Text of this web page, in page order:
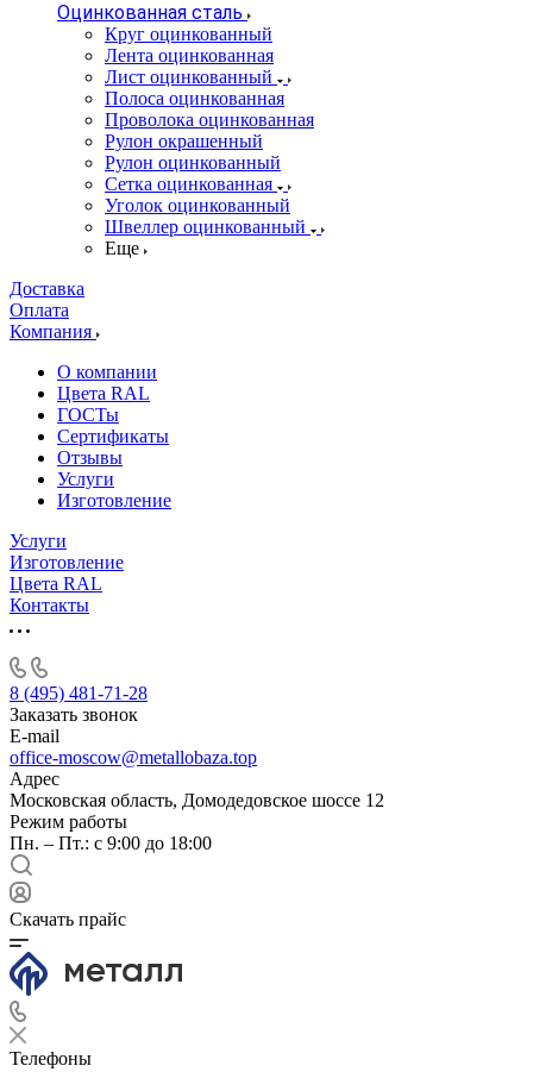
Оцинкованная сталь
Круг оцинкованный
Лента оцинкованная
Лист оцинкованный
Полоса оцинкованная
Проволока оцинкованная
Рулон окрашенный
Рулон оцинкованный
Сетка оцинкованная
Уголок оцинкованный
Швеллер оцинкованный
Еще
Доставка
Оплата
Компания
О компании
Цвета RAL
ГОСТы
Сертификаты
Отзывы
Услуги
Изготовление
Услуги
Изготовление
Цвета RAL
Контакты
8 (495) 481-71-28
Заказать звонок
E-mail
office-moscow@metallobaza.top
Адрес
Московская область, Домодедовское шоссе 12
Режим работы
Пн. – Пт.: с 9:00 до 18:00
Скачать прайс
Телефоны